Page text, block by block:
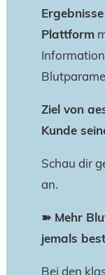
Ergebnisse
Plattform
Ziel von
Kunde
Schau dir
an.
➽ Mehr
jemals
Bei den